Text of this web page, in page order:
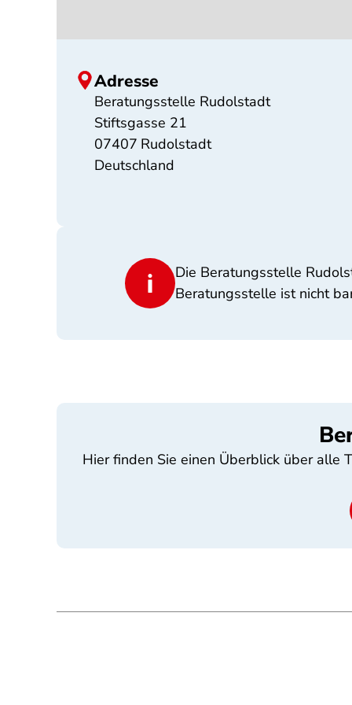
Adresse
Beratungsstelle Rudolstadt
Stiftsgasse 21
07407 Rudolstadt
Deutschland
Die Beratungsstelle
Beratungsstelle ist nicht
Hier finden Sie einen Überblick über alle